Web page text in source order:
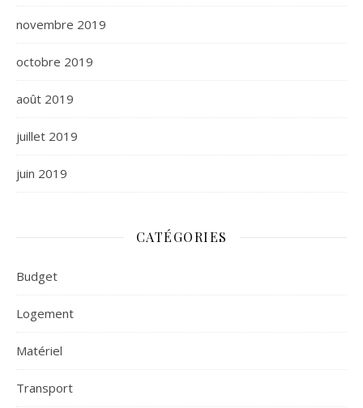
novembre 2019
octobre 2019
août 2019
juillet 2019
juin 2019
CATÉGORIES
Budget
Logement
Matériel
Transport